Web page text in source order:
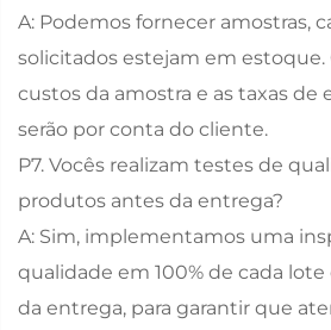
A: Podemos fornecer amostras,
solicitados estejam em estoque.
custos da amostra e as taxas de
serão por conta do cliente.
P7. Vocês realizam testes de
produtos antes da entrega?
A: Sim, implementamos uma
qualidade em 100% de cada
da entrega, para garantir que